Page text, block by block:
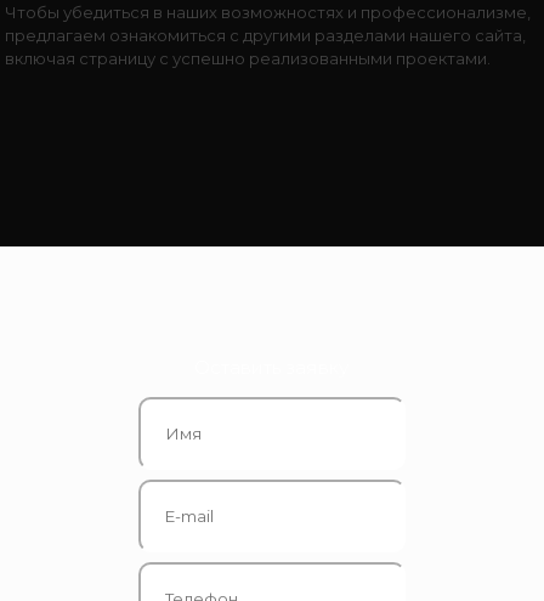
Чтобы убедиться в наших возможностях и профессионализме,
предлагаем ознакомиться с другими разделами нашего сайта,
включая страницу с успешно реализованными проектами.